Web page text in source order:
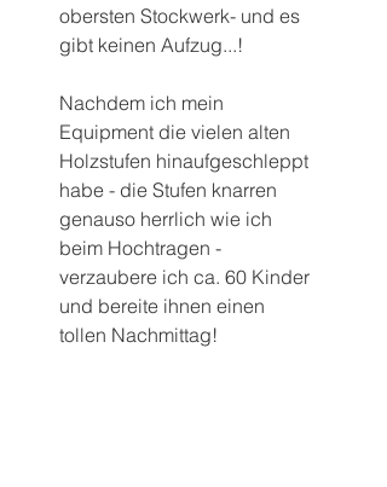
obersten Stockwerk- und es
gibt keinen Aufzug...!
Nachdem ich mein
Equipment die vielen alten
Holzstufen hinaufgeschleppt
habe - die Stufen knarren
genauso herrlich wie ich
beim Hochtragen -
verzaubere ich ca. 60 Kinder
und bereite ihnen einen
tollen Nachmittag!